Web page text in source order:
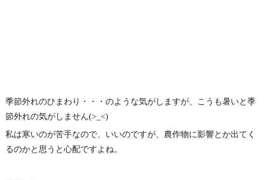
季節外れのひまわり・・・のような気がしますが、こうも暑いと季
節外れの気がしません(>_<)
私は寒いのが苦手なので、いいのですが、農作物に影響とか出てく
るのかと思うと心配ですよね。